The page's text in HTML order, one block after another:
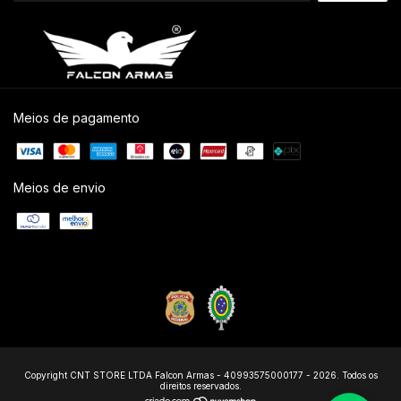
Meios de pagamento
Meios de envio
Copyright CNT STORE LTDA Falcon Armas - 40993575000177 - 2026. Todos os
direitos reservados.